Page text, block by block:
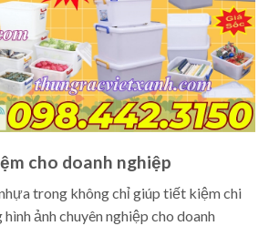
cho doanh nghiệp
trong không chỉ giúp tiết kiệm chi
ảnh chuyên nghiệp cho doanh